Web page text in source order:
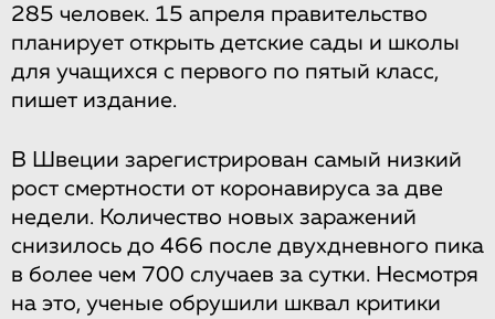
285 человек. 15 апреля правительство
планирует открыть детские сады и школы
для учащихся с первого по пятый класс,
пишет издание.
В Швеции зарегистрирован самый низкий
рост смертности от коронавируса за две
недели. Количество новых заражений
снизилось до 466 после двухдневного пика
в более чем 700 случаев за сутки. Несмотря
на это, ученые обрушили шквал критики